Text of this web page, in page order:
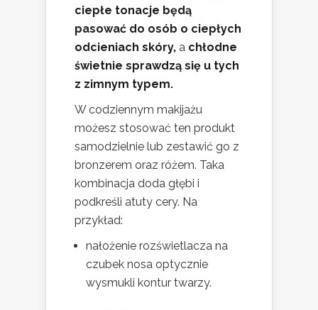
ciepłe tonacje będą
pasować do osób o ciepłych
odcieniach skóry, a chłodne
świetnie sprawdzą się u tych
z zimnym typem.
W codziennym makijażu
możesz stosować ten produkt
samodzielnie lub zestawić go z
bronzerem oraz różem. Taka
kombinacja doda głębi i
podkreśli atuty cery. Na
przykład:
nałożenie rozświetlacza na
czubek nosa optycznie
wysmukli kontur twarzy.